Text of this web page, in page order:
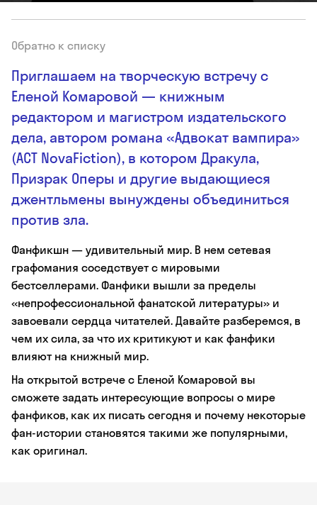
Приглашаем на творческую встречу с
Еленой Комаровой — книжным
редактором и магистром издательского
дела, автором романа «Адвокат вампира»
(АСТ NovaFiction), в котором Дракула,
Призрак Оперы и другие выдающиеся
джентльмены вынуждены объединиться
против зла.
Фанфикшн — удивительный мир. В нем сетевая
графомания соседствует с мировыми
бестселлерами. Фанфики вышли за пределы
«непрофессиональной фанатской литературы» и
завоевали сердца читателей. Давайте разберемся, в
чем их сила, за что их критикуют и как фанфики
влияют на книжный мир.
На открытой встрече с Еленой Комаровой вы
сможете задать интересующие вопросы о мире
фанфиков, как их писать сегодня и почему некоторые
фан-истории становятся такими же популярными,
как оригинал.
Обратно к списку